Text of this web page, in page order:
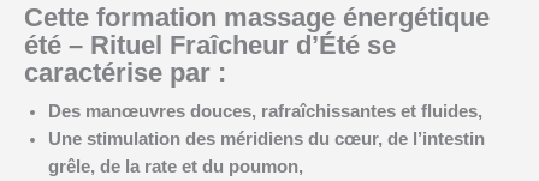
Cette formation massage énergétique
été – Rituel Fraîcheur d’Été se
caractérise par :
Des manœuvres douces, rafraîchissantes et fluides,
Une stimulation des méridiens du cœur, de l’intestin
grêle, de la rate et du poumon,